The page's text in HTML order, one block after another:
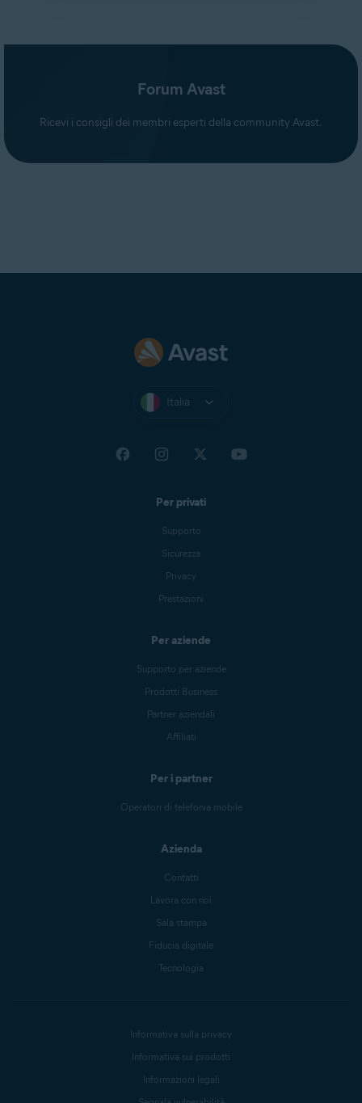
Forum Avast
Ricevi i consigli dei membri esperti della community Avast.
Italia
Per privati
Supporto
Sicurezza
Privacy
Prestazioni
Per aziende
Supporto per aziende
Prodotti Business
Partner aziendali
Affiliati
Per i partner
Operatori di telefonia mobile
Azienda
Contatti
Lavora con noi
Sala stampa
Fiducia digitale
Tecnologia
Informativa sulla privacy
Informativa sui prodotti
Informazioni legali